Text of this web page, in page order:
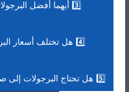
3️⃣ أيهما أفضل
4️⃣ هل تختلف أسعار
5️⃣ هل تحتاج البرجولات إلى صيانة دورية؟